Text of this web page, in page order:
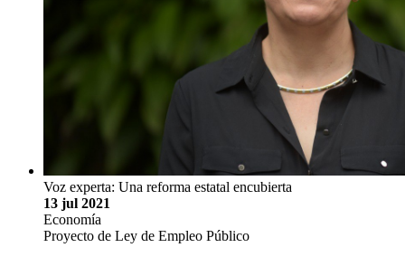
Voz experta: Sobre el voto de Sala
Constitucional en relación con el proyecto de
Ley de Empleo Público y las Universidades
Públicas
El presente documento pretende sistematizar los principales
aspectos del proyecto de Ley de Empleo Público que fueron
declarados inconstitucionales en relación con las Instituciones
de Educación Superior Públicas, así como aquellos aspectos
establecidos por el proyecto de Ley que se mantendrían …
Dr. Carlos Araya Leandro
empleo público, empleo,